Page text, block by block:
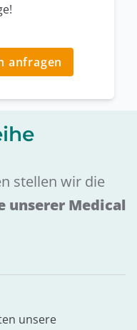
anfragen
stellen wir die
unserer Medical
unsere